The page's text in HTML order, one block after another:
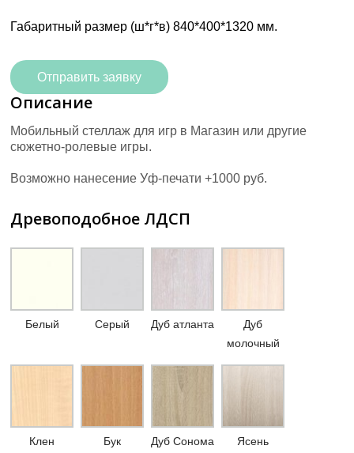
Габаритный размер (ш*г*в) 840*400*1320 мм.
Отправить заявку
Описание
Мобильный стеллаж для игр в Магазин или другие
сюжетно-ролевые игры.
Возможно нанесение Уф-печати +1000 руб.
Древоподобное ЛДСП
Белый Серый Дуб атланта
Дуб
молочный
Клен Бук Дуб Сонома
Ясень